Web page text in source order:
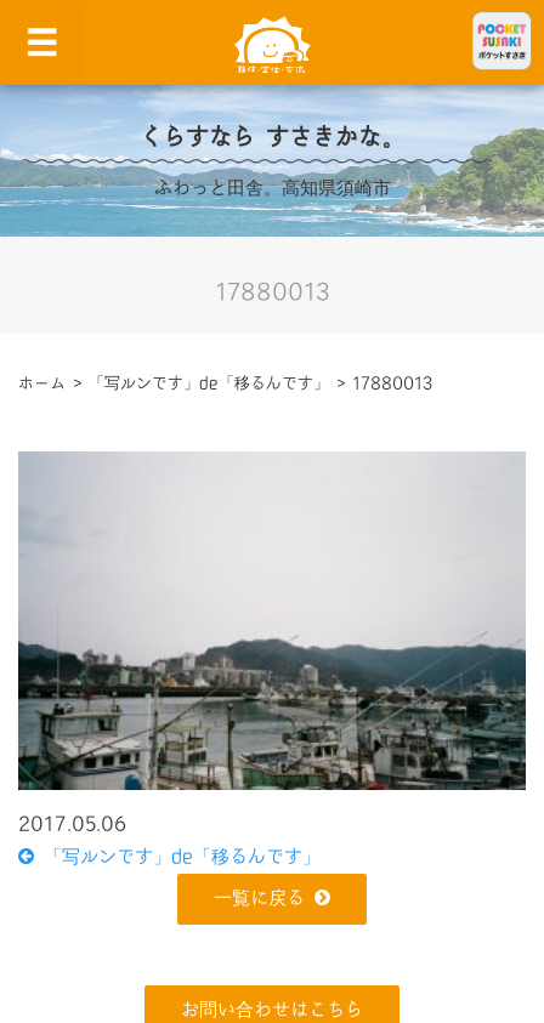
くらすなら すさきかな。
ふわっと田舎。高知県須崎市
17880013
ホーム > 「写ルンです」de「移るんです」 > 17880013
2017.05.06
「写ルンです」de「移るんです」
一覧に戻る
お問い合わせはこちら